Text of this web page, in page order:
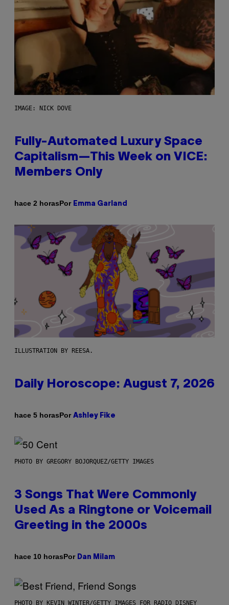
IMAGE: NICK DOVE
Fully-Automated Luxury Space
Capitalism—This Week on VICE:
Members Only
hace 2 horasPor Emma Garland
ILLUSTRATION BY REESA.
Daily Horoscope: August 7, 2026
hace 5 horasPor Ashley Fike
PHOTO BY GREGORY BOJORQUEZ/GETTY IMAGES
3 Songs That Were Commonly
Used As a Ringtone or Voicemail
Greeting in the 2000s
hace 10 horasPor Dan Milam
PHOTO BY KEVIN WINTER/GETTY IMAGES FOR RADIO DISNEY